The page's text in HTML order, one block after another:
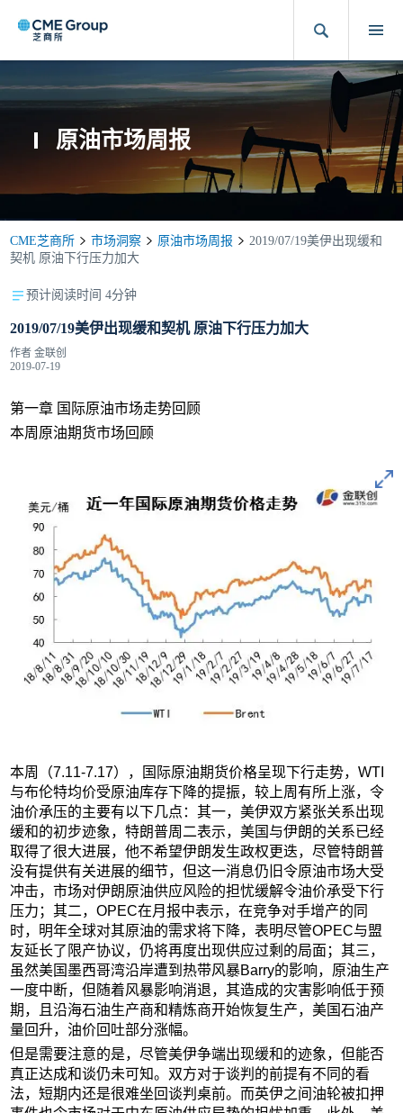
原油市场周报
CME芝商所 市场洞察 原油市场周报
2019/07/19美伊出现缓和
契机 原油下行压力加大
预计阅读时间 4分钟
2019/07/19美伊出现缓和契机 原油下行压力加大
作者金联创
2019-07-19
第一章 国际原油市场走势回顾
本周原油期货市场回顾
本周（7.11-7.17），国际原油期货价格呈现下行走势，WTI
与布伦特均价受原油库存下降的提振，较上周有所上涨，令
油价承压的主要有以下几点：其一，美伊双方紧张关系出现
缓和的初步迹象，特朗普周二表示，美国与伊朗的关系已经
取得了很大进展，他不希望伊朗发生政权更迭，尽管特朗普
没有提供有关进展的细节，但这一消息仍旧令原油市场大受
冲击，市场对伊朗原油供应风险的担忧缓解令油价承受下行
压力；其二，OPEC在月报中表示，在竞争对手增产的同
时，明年全球对其原油的需求将下降，表明尽管OPEC与盟
友延长了限产协议，仍将再度出现供应过剩的局面；其三，
虽然美国墨西哥湾沿岸遭到热带风暴Barry的影响，原油生产
一度中断，但随着风暴影响消退，其造成的灾害影响低于预
期，且沿海石油生产商和精炼商开始恢复生产，美国石油产
量回升，油价回吐部分涨幅。
但是需要注意的是，尽管美伊争端出现缓和的迹象，但能否
真正达成和谈仍未可知。双方对于谈判的前提有不同的看
法，短期内还是很难坐回谈判桌前。而英伊之间油轮被扣押